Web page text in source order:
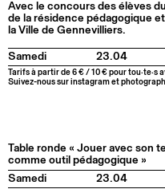
Avec le concours des élèves
de la résidence pédagogique
la Ville de Gennevilliers.
Samedi 23.04
Tarifs à partir de 6 € / 10 € pour tou·te·s
Suivez-nous sur instagram et
Table ronde « Jouer avec son
comme outil pédagogique »
Samedi
23.04